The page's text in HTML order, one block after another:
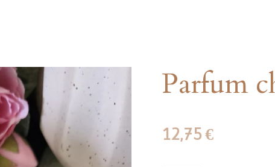
Parfum
12,75 €